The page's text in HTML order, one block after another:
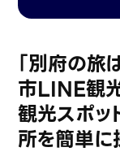
「別府の旅
市LINE観
観光スポッ
所を簡単に